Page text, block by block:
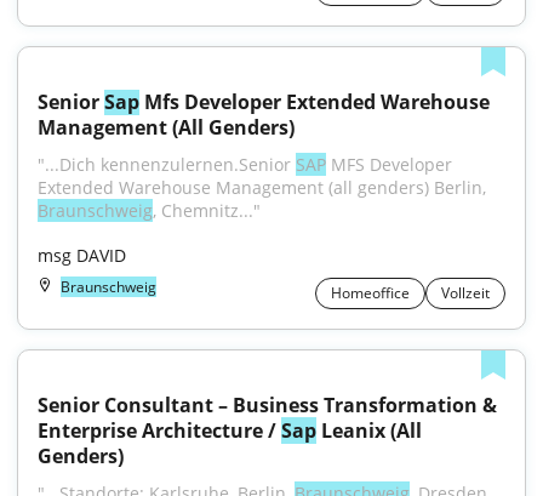
Senior Sap Mfs Developer Extended Warehouse
Management (All Genders)
"...Dich kennenzulernen.Senior SAP MFS Developer
Braunschweig, Chemnitz..."
msg DAVID
Braunschweig Homeoffice Vollzeit
Senior Consultant – Business Transformation &
Enterprise Architecture / Sap Leanix (All
Genders)